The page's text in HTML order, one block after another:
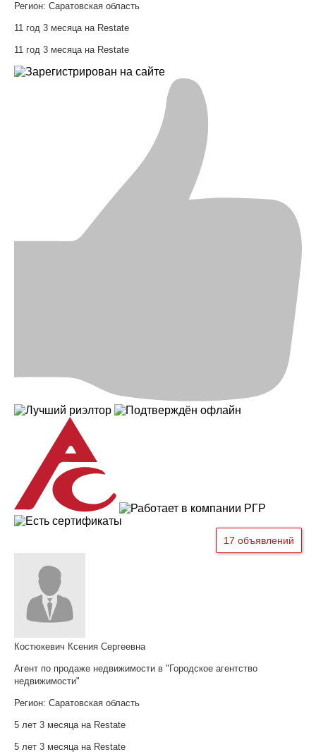
Регион: Саратовская область
11 год 3 месяца на Restate
11 год 3 месяца на Restate
17 объявлений
Костюкевич Ксения Сергеевна
Агент по продаже недвижимости в "Городское агентство
недвижимости"
Регион: Саратовская область
5 лет 3 месяца на Restate
5 лет 3 месяца на Restate